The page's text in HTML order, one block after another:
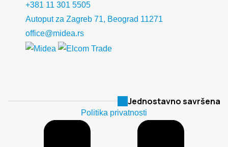
+381 11 301 5505
Autoput za Zagreb 71, Beograd 11271
office@midea.rs
Jednostavno savršena
Politika privatnosti